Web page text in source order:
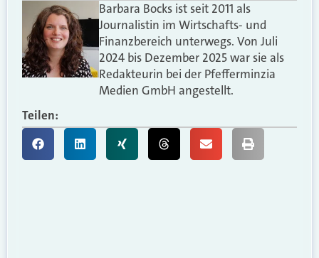
Barbara Bocks ist seit 2011 als
Journalistin im Wirtschafts- und
Finanzbereich unterwegs. Von Juli
2024 bis Dezember 2025 war sie als
Redakteurin bei der Pfefferminzia
Medien GmbH angestellt.
Teilen: